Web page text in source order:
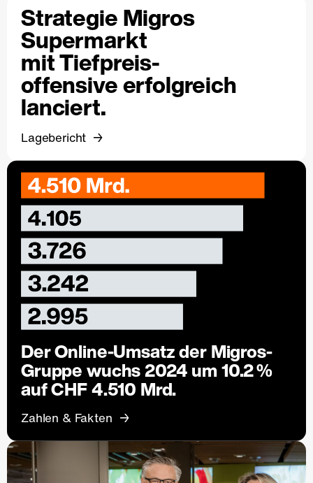
Strategie Migros
Supermarkt
mit Tiefpreis-
offensive erfolgreich
lanciert.
Lagebericht
Der Online-Umsatz der Migros-
Gruppe wuchs 2024 um 10.2 %
auf CHF 4.510 Mrd.
Zahlen & Fakten